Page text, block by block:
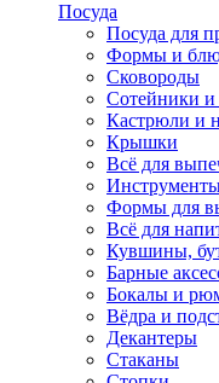
Посуда
Посуда для
Формы и
Сковороды
Сотейники
Кастрюли и
Крышки
Всё для
Формы для
Всё для
Кувшины,
Барные
Бокалы и
Вёдра и
Декантеры
Стаканы